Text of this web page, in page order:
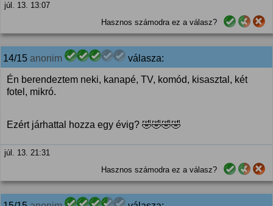
júl. 13. 13:07
Hasznos számodra ez a válasz?
14/15 anonim válasza:
Én berendeztem neki, kanapé, TV, komód, kisasztal, két
fotel, mikró.
Ezért járhattal hozza egy évig? 🤣🤣🤣🤣
júl. 13. 21:31
Hasznos számodra ez a válasz?